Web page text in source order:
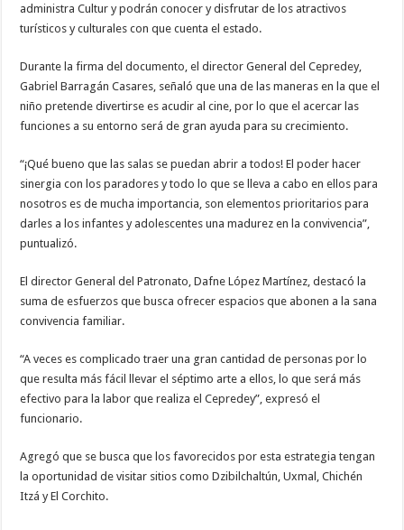
administra Cultur y podrán conocer y disfrutar de los atractivos
turísticos y culturales con que cuenta el estado.
Durante la firma del documento, el director General del Cepredey,
Gabriel Barragán Casares, señaló que una de las maneras en la que el
niño pretende divertirse es acudir al cine, por lo que el acercar las
funciones a su entorno será de gran ayuda para su crecimiento.
“¡Qué bueno que las salas se puedan abrir a todos! El poder hacer
sinergia con los paradores y todo lo que se lleva a cabo en ellos para
nosotros es de mucha importancia, son elementos prioritarios para
darles a los infantes y adolescentes una madurez en la convivencia”,
puntualizó.
El director General del Patronato, Dafne López Martínez, destacó la
suma de esfuerzos que busca ofrecer espacios que abonen a la sana
convivencia familiar.
“A veces es complicado traer una gran cantidad de personas por lo
que resulta más fácil llevar el séptimo arte a ellos, lo que será más
efectivo para la labor que realiza el Cepredey”, expresó el
funcionario.
Agregó que se busca que los favorecidos por esta estrategia tengan
la oportunidad de visitar sitios como Dzibilchaltún, Uxmal, Chichén
Itzá y El Corchito.